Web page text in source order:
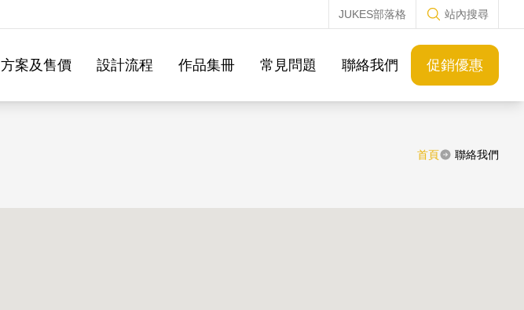
JUKES部落格 站內搜尋
方案及售價 設計流程 作品集冊 常見問題 聯絡我們 促銷優惠
首頁 聯絡我們